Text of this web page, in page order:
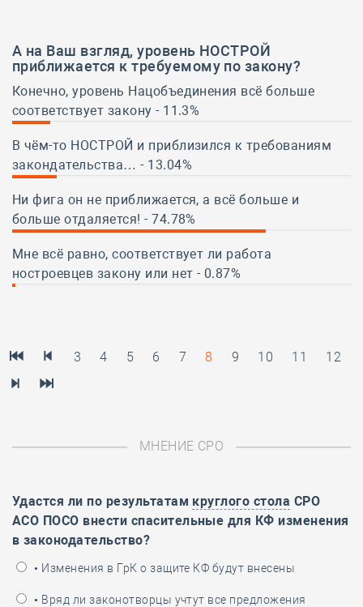
А на Ваш взгляд, уровень НОСТРОЙ
приближается к требуемому по закону?
Конечно, уровень Нацобъединения всё больше
соответствует закону - 11.3%
В чём-то НОСТРОЙ и приблизился к требованиям
закондательства… - 13.04%
Ни фига он не приближается, а всё больше и
больше отдаляется! - 74.78%
Мне всё равно, соответствует ли работа
ностроевцев закону или нет - 0.87%
3 4 5 6 7 8 9 10 11 12
МНЕНИЕ СРО
Удастся ли по результатам круглого стола СРО
АСО ПОСО внести спасительные для КФ изменения
в законодательство?
• Изменения в ГрК о защите КФ будут внесены
• Вряд ли законотворцы учтут все предложения